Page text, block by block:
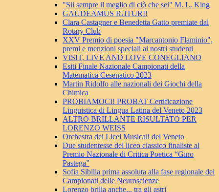
"Sii sempre il meglio di ciò che sei" M. L. King
GAUDEAMUS IGITUR!!
Clara Castagner e Benedetta Gatto premiate dal
Rotary Club
XXV Premio di poesia "Marcantonio Flaminio",
premi e menzioni speciali ai nostri studenti
VISIT, LIVE AND LOVE CONEGLIANO
Esiti Finale Nazionale Campionati della
Matematica Cesenatico 2023
Martin Ridolfo alle nazionali dei Giochi della
Chimica
PROBIAMOCI! PROBAT Certificazione
Linguistica di Lingua Latina del Veneto 2023
ALTRO BRILLANTE RISULTATO PER
LORENZO WEISS
Orchestra dei Licei Musicali del Veneto
Due studentesse del liceo classico finaliste al
Premio Nazionale di Critica Poetica “Gino
Pastega”
Sofia Sibilia prima assoluta alla fase regionale dei
Campionati delle Neuroscienze
Lorenzo brilla anche... tra gli astri